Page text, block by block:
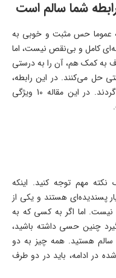
عموما حس مثبت و خوبی به
کامل و بی‌نقص نیست، اما
به کمک هم، آن را به درستی
حل می‌کنند. در این رابطه،
افراد رشد می‌کنند و رو به عقب باز نمی‌گردند. در این مقاله 10 ویژگی
نکته مهم توجه کنید. اینکه
پسندیده‌ای هستند و یکی از
اما اگر به کسی که به
چنین حسی داشته باشید،
هستید. همه چیز به دو
در ادامه، باید در دو طرف